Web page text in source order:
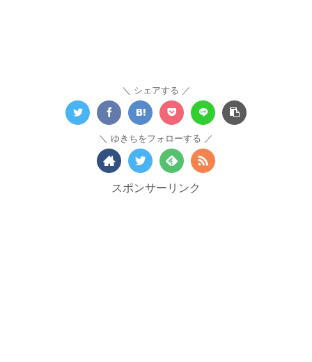
シェアする
ゆきちをフォローする
スポンサーリンク